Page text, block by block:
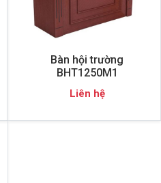
Bàn hội trường
BHT1250M1
Liên hệ